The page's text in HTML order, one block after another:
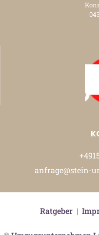
anfrage@stein-
Ratgeber|